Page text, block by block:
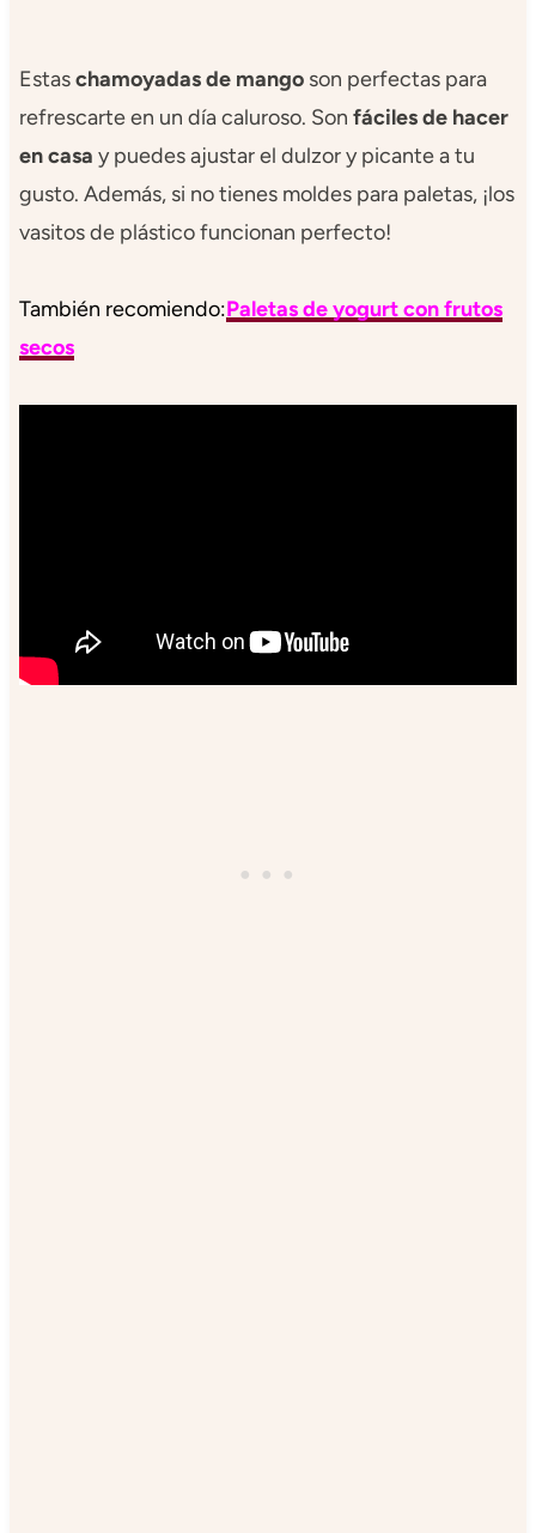
Estaschamoyadas de mangoson perfectas para
refrescarte en un día caluroso. Son fáciles de hacer
en casa y puedes ajustar el dulzor y picante a tu
gusto. Además, si no tienes moldes para paletas, ¡los
vasitos de plástico funcionan perfecto!
También recomiendo:Paletas de yogurt con frutos
secos